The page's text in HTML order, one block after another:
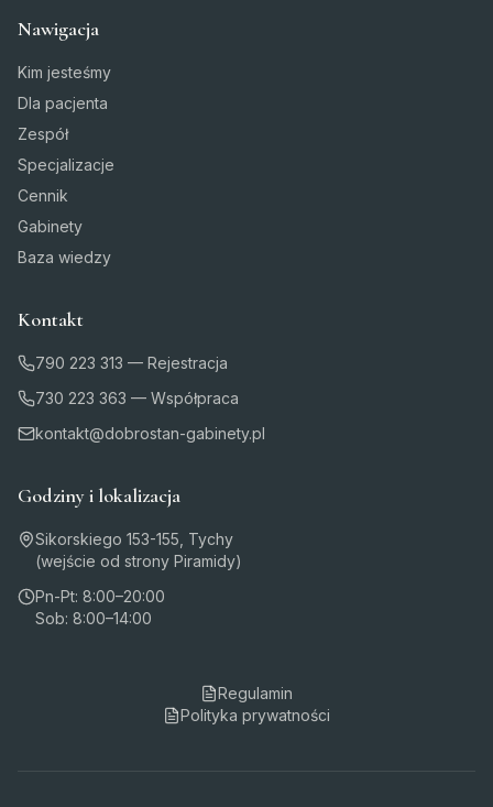
Nawigacja
Kim jesteśmy
Dla pacjenta
Zespół
Specjalizacje
Cennik
Gabinety
Baza wiedzy
Kontakt
790 223 313 — Rejestracja
730 223 363 — Współpraca
kontakt@dobrostan-gabinety.pl
Godziny i lokalizacja
Sikorskiego 153-155, Tychy
(wejście od strony Piramidy)
Pn-Pt: 8:00–20:00
Sob: 8:00–14:00
Regulamin
Polityka prywatności